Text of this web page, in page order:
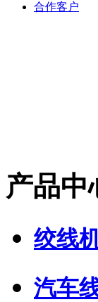
合作客户
产品中
绞线
汽车